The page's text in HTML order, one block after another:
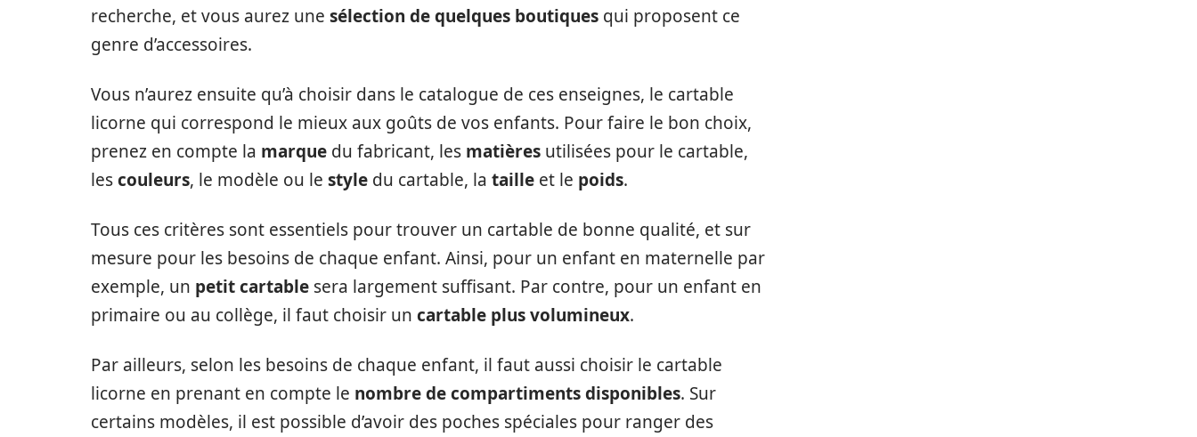
recherche, et vous aurez une sélection de quelques boutiques qui proposent ce
genre d’accessoires.
Vous n’aurez ensuite qu’à choisir dans le catalogue de ces enseignes, le cartable
licorne qui correspond le mieux aux goûts de vos enfants. Pour faire le bon choix,
prenez en compte la marque du fabricant, les matières utilisées pour le cartable,
lescouleurs, le modèle ou le style du cartable, la taille et le poids.
Tous ces critères sont essentiels pour trouver un cartable de bonne qualité, et sur
mesure pour les besoins de chaque enfant. Ainsi, pour un enfant en maternelle par
exemple, un petit cartable sera largement suffisant. Par contre, pour un enfant en
primaire ou au collège, il faut choisir un cartable plus volumineux.
Par ailleurs, selon les besoins de chaque enfant, il faut aussi choisir le cartable
licorne en prenant en compte le nombre de compartiments disponibles. Sur
certains modèles, il est possible d’avoir des poches spéciales pour ranger des